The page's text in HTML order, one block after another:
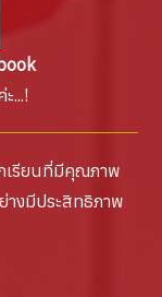
...!
เรียนที่มีคุณภาพ
างมีประสิทธิภาพ